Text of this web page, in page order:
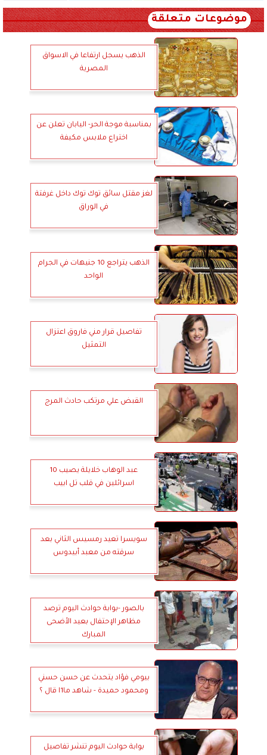
موضوعات متعلقة
الذهب يسجل ارتفاعا في الاسواق
المصرية
بمناسبة موجة الحر- اليابان تعلن عن
اختراع ملابس مكيفة
لغز مقتل سائق توك توك داخل غرفتة
في الوراق
الذهب يتراجع 10 جنيهات في الجرام
الواحد
تفاصيل قرار مني فاروق اعتزال
التمثيل
القبض علي مرتكب حادث المرج
عبد الوهاب خلايلة يصيب 10
اسرائلين في قلب تل ابيب
سويسرا تعيد رمسيس الثاني بعد
سرقته من معبد أبيدوس
بالصور -بوابة حوادث اليوم ترصد
مظاهر الإحتفال بعيد الأضحى
المبارك
بيومي فؤاد يتحدث عن حسن حسني
ومحمود حميدة - شاهد ما1ا قال ؟
بوابة حوادث اليوم تنشر تفاصيل